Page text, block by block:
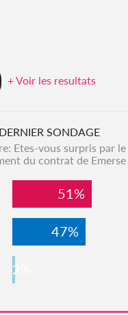
+ Voir les resultats
DERNIER SONDAGE
Etes-vous surpris par
du contrat de Emerse
51%
47%
2%